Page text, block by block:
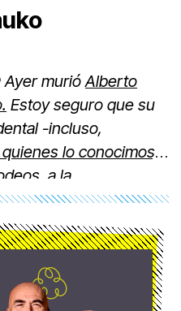
Ayer murióAlberto
Estoy seguro que su
-incluso,
lo conocimos,
a la